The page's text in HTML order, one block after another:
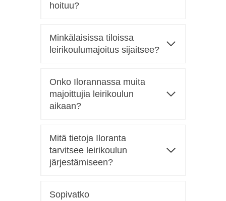
hoituu?
Minkälaisissa tiloissa
leirikoulumajoitus sijaitsee?
Onko Ilorannassa muita
majoittujia leirikoulun
aikaan?
Mitä tietoja Iloranta
tarvitsee leirikoulun
järjestämiseen?
Sopivatko